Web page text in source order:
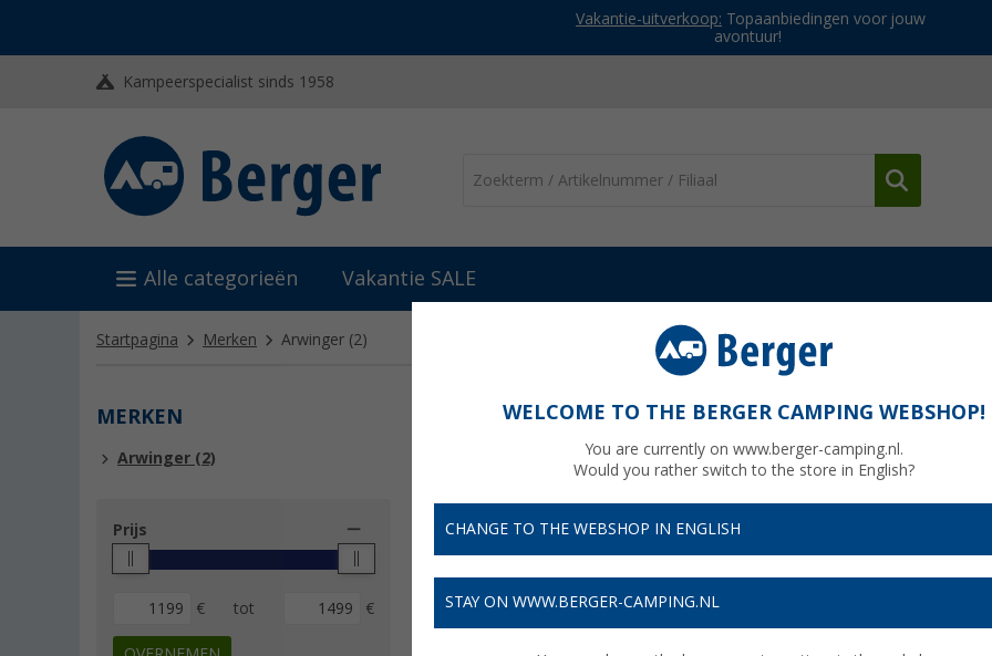
Vakantie-uitverkoop: Topaanbiedingen voor jouw
avontuur!
Kampeerspecialist sinds 1958
Alle categorieën Vakantie SALE
Startpagina Merken Arwinger (2)
MERKEN
Arwinger (2)
Prijs
€ tot €
ARWINGERWELCOME TO THE BERGER CAMPING WEBSHOP!
You are currently on www.berger-camping.nl.
Would you rather switch to the store in English?
CHANGE TO THE WEBSHOP IN ENGLISH
STAY ON WWW.BERGER-CAMPING.NL